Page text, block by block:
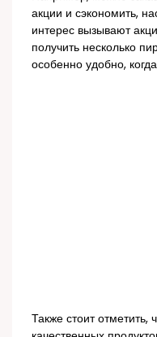
акции и сэкономить,
интерес вызывают
получить несколько
особенно удобно,
Также стоит отметить,